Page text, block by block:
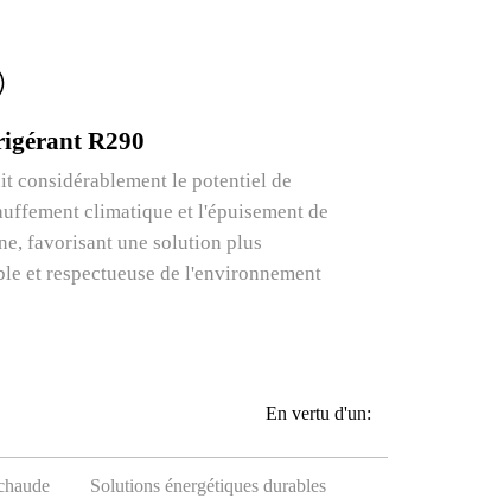
R290
considérablement le potentiel de
climatique et l'épuisement de
favorisant une solution plus
et respectueuse de l'environnement
En vertu d'un:
Solutions énergétiques durables